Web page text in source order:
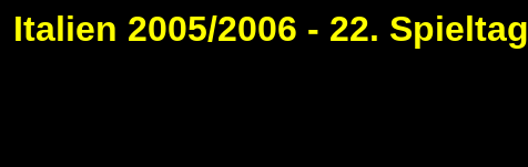
Italien 2005/2006 - 22. Spieltag